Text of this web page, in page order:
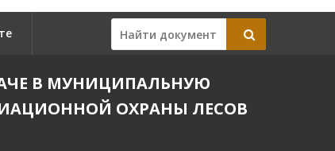
В МУНИЦИПАЛЬНУЮ
ОХРАНЫ ЛЕСОВ